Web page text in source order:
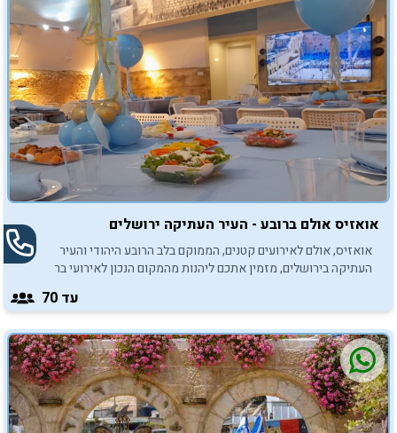
אואזיס אולם ברובע - העיר העתיקה ירושלים
אואזיס, אולם לאירועים קטנים, הממוקם בלב הרובע היהודי והעיר
העתיקה בירושלים, מזמין אתכם ליהנות מהמקום הנכון לאירועי בר
עד 70